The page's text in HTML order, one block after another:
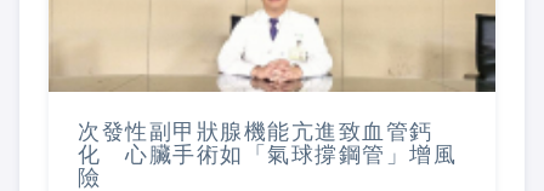
次發性副甲狀腺機能亢進致血管鈣
化 心臟手術如「氣球撐鋼管」增風
險